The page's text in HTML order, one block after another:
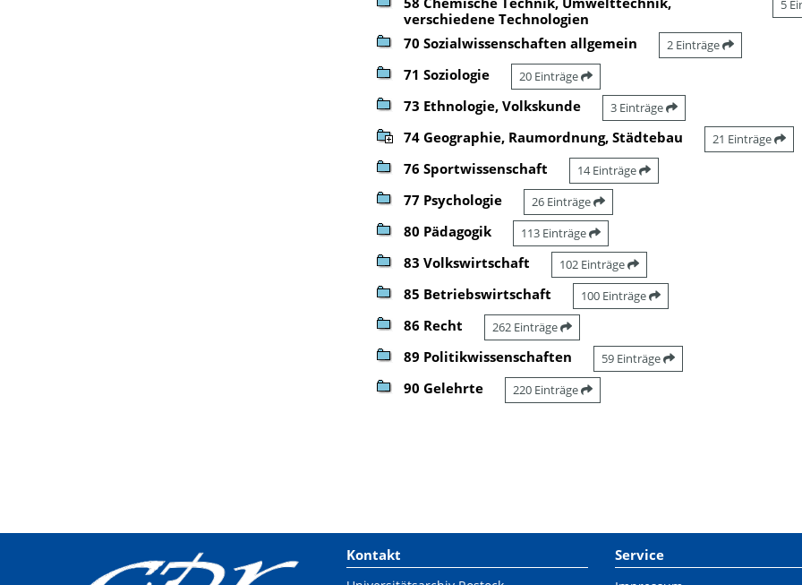
verschiedene Technologien
5
70 Sozialwissenschaften allgemein 2 Einträge
71 Soziologie 20 Einträge
73 Ethnologie, Volkskunde 3 Einträge
74 Geographie, Raumordnung, Städtebau 21 Einträge
76 Sportwissenschaft 14 Einträge
77 Psychologie 26 Einträge
80 Pädagogik 113 Einträge
83 Volkswirtschaft 102 Einträge
85 Betriebswirtschaft 100 Einträge
86 Recht 262 Einträge
89 Politikwissenschaften 59 Einträge
90 Gelehrte 220 Einträge
Kontakt Service